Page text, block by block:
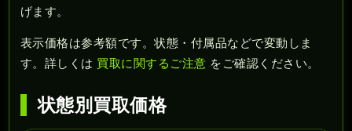
げます。
表示価格は参考額です。状態・付属品などで変動しま
す。詳しくは 買取に関するご注意 をご確認ください。
状態別買取価格